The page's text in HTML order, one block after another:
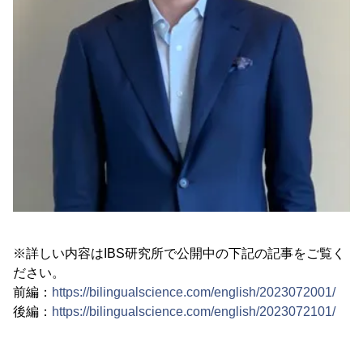
※詳しい内容はIBS研究所で公開中の下記の記事をご覧く
ださい。
前編： https://bilingualscience.com/english/2023072001/
後編： https://bilingualscience.com/english/2023072101/